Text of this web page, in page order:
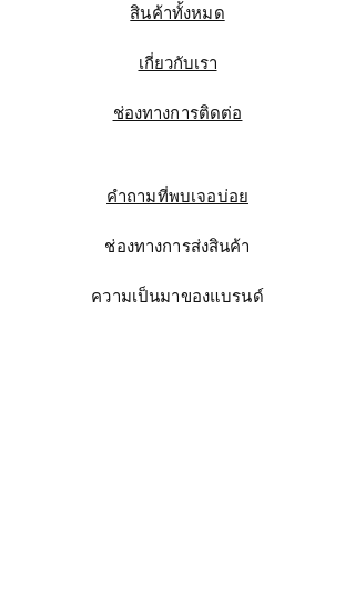
สินค้าทั้งหมด
เกี่ยวกับเรา
ช่องทางการติดต่อ
คำถามที่พบเจอบ่อย
ช่องทางการส่งสินค้า
ความเป็นมาของแบรนด์